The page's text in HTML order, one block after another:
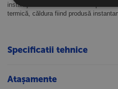
instalaţii clasice de încălzire.
termică, căldura fiind produsă
Specificatii tehnice
Atașamente